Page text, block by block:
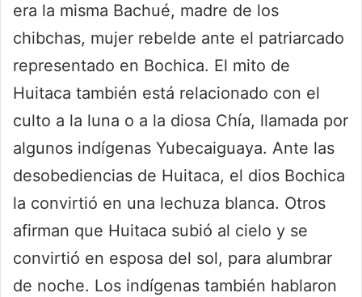
era la misma Bachué, madre de los
chibchas, mujer rebelde ante el patriarcado
representado en Bochica. El mito de
Huitaca también está relacionado con el
culto a la luna o a la diosa Chía, llamada por
algunos indígenas Yubecaiguaya. Ante las
desobediencias de Huitaca, el dios Bochica
la convirtió en una lechuza blanca. Otros
afirman que Huitaca subió al cielo y se
convirtió en esposa del sol, para alumbrar
de noche. Los indígenas también hablaron